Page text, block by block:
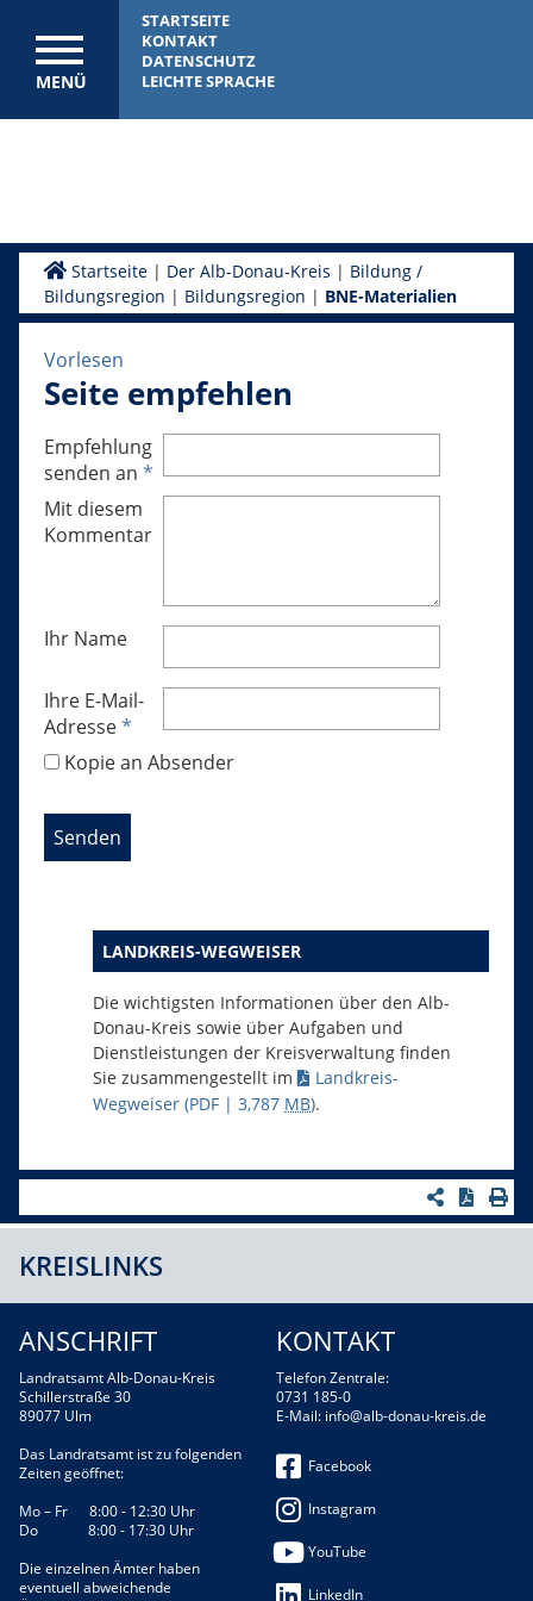
MENÜ
STARTSEITE
KONTAKT
DATENSCHUTZ
LEICHTE SPRACHE
Startseite| Der Alb-Donau-Kreis | Bildung /
Bildungsregion | Bildungsregion | BNE-Materialien
Vorlesen
Seite empfehlen
Empfehlung
senden an *
Mit diesem
Kommentar
Ihr Name
Ihre E-Mail-
Adresse*
Kopie an Absender
LANDKREIS-WEGWEISER
Die wichtigsten Informationen über den Alb-
Donau-Kreis sowie über Aufgaben und
Dienstleistungen der Kreisverwaltung finden
Sie zusammengestellt im
Landkreis-
Wegweiser (PDF | 3,787 MB).
KREISLINKS
ANSCHRIFT
Landratsamt Alb-Donau-Kreis
Schillerstraße 30
89077 Ulm
Das Landratsamt ist zu folgenden
Zeiten geöffnet:
Mo – Fr 8:00 - 12:30 Uhr
Do 8:00 - 17:30 Uhr
Die einzelnen Ämter haben
eventuell abweichende
KONTAKT
Telefon Zentrale:
0731 185-0
E-Mail: info@alb-donau-kreis.de
Facebook
Instagram
YouTube
LinkedIn